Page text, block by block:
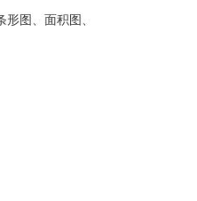
图、面积图、